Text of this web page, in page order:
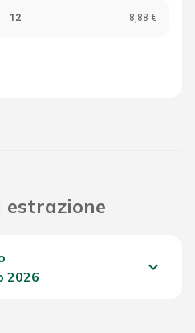
12 8,88 €
2026
keyboard_arrow_down